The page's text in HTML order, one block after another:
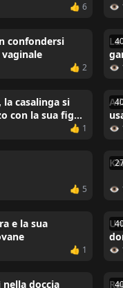
👍 6 👁
confondersi
👍 2 👁
casalinga si
con la sua figa
👍 1 👁
👍 5 👁
e la sua
👍 1 👁
nella doccia